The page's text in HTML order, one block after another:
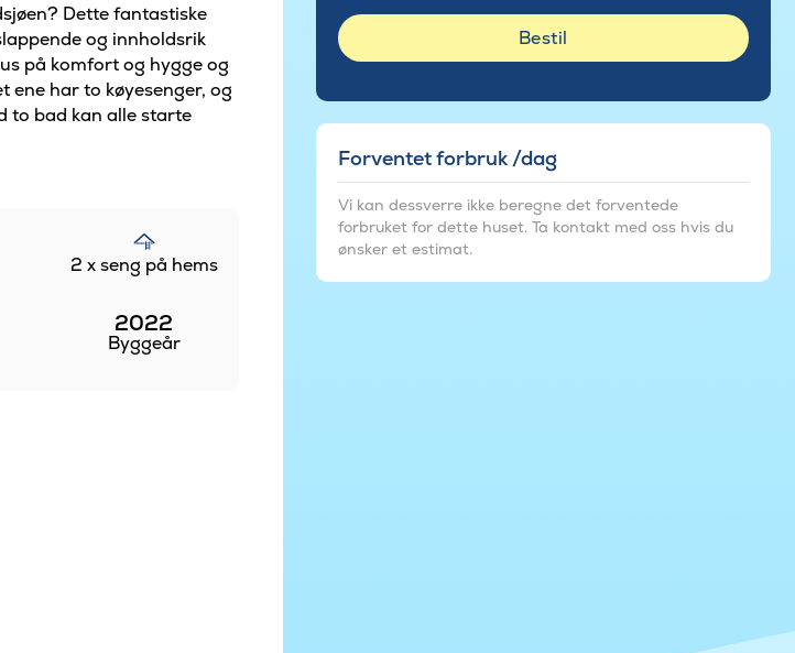
Dette fantastiske
og innholdsrik
på komfort og hygge og
ene har to køyesenger, og
to bad kan alle starte
2 x seng på hems
2022
Byggeår
Bestil
Forventet forbruk /dag
Vi kan dessverre ikke beregne det forventede
forbruket for dette huset. Ta kontakt med oss hvis du
ønsker et estimat.